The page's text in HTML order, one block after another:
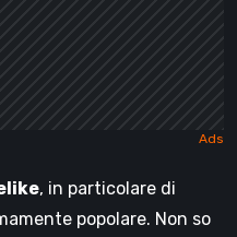
, in particolare di
popolare. Non so